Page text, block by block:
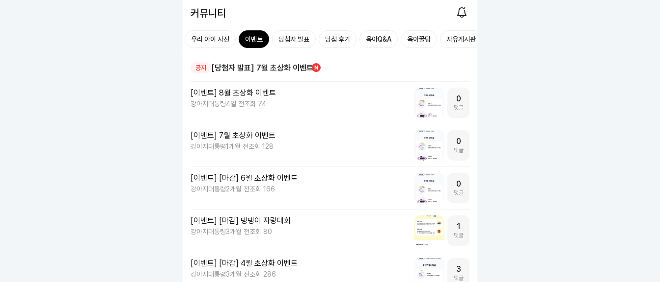
커뮤니티
우리 아이 사진 이벤트 당첨자 발표 당첨 후기 육아Q&A 육아꿀팁 자유게시판
공지 [당첨자 발표] 7월 초상화 이벤트
[이벤트] 8월 초상화 이벤트
강아지대통령4일 전조회 74
0
댓글
[이벤트] 7월 초상화 이벤트
강아지대통령1개월 전조회 128
0
댓글
[이벤트] [마감] 6월 초상화 이벤트
강아지대통령2개월 전조회 166
0
댓글
[이벤트] [마감] 댕댕이 자랑대회
강아지대통령3개월 전조회 80
1
댓글
[이벤트] [마감] 4월 초상화 이벤트
강아지대통령3개월 전조회 286
3
댓글